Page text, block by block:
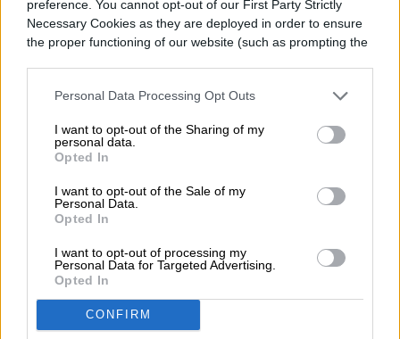
preference. You cannot opt-out of our First Party Strictly
Necessary Cookies as they are deployed in order to ensure
the proper functioning of our website (such as prompting the
Personal Data Processing Opt Outs
I want to opt-out of the Sharing of my
personal data.
Opted In
I want to opt-out of the Sale of my
Personal Data.
Opted In
I want to opt-out of processing my
Personal Data for Targeted Advertising.
Opted In
CONFIRM
Topics
Telefonía celular Homepage Telefonía celular
TENDENCIAS
Asimov tenía razón sobre
las leyes de la robótica a
propósito de la IA